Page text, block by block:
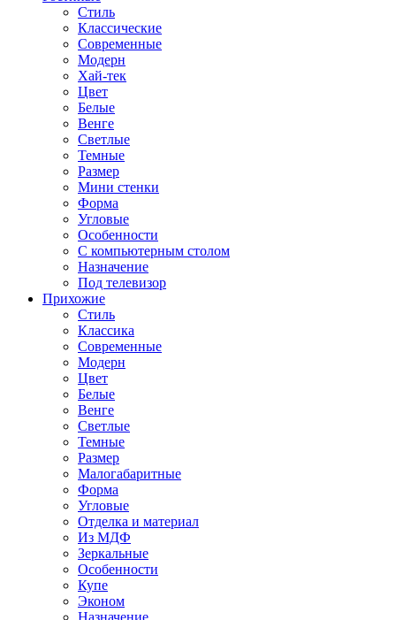
Стиль
Классические
Современные
Модерн
Хай-тек
Цвет
Белые
Венге
Светлые
Темные
Размер
Мини стенки
Форма
Угловые
Особенности
С компьютерным столом
Назначение
Под телевизор
Прихожие
Стиль
Классика
Современные
Модерн
Цвет
Белые
Венге
Светлые
Темные
Размер
Малогабаритные
Форма
Угловые
Отделка и материал
Из МДФ
Зеркальные
Особенности
Купе
Эконом
Назначение